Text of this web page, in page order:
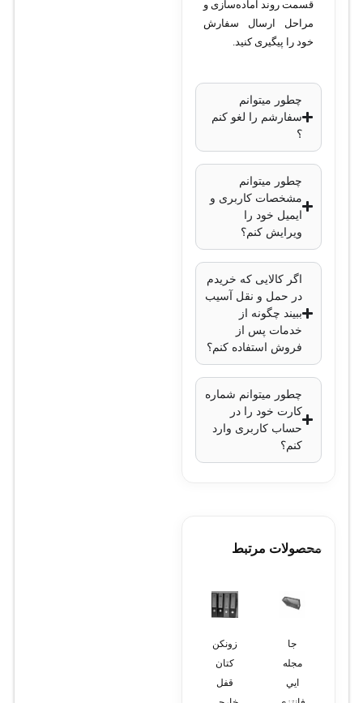
قسمت روند آماده‌سازی و
مراحل ارسال سفارش
خود را پیگیری کنید.
چطور میتوانم
سفارشم را لغو کنم
؟
چطور میتوانم
مشخصات کاربری و
ایمیل خود را
ویرایش کنم؟
اگر کالایی که خریدم
در حمل و نقل آسیب
ببیند چگونه از
خدمات پس از
فروش استفاده کنم؟
چطور میتوانم شماره
کارت خود را در
حساب کاربری وارد
کنم؟
محصولات مرتبط
جا
مجله
ايي
زونكن
كتان
قفل